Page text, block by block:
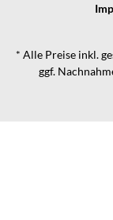
* Alle Preise inkl.
ggf.